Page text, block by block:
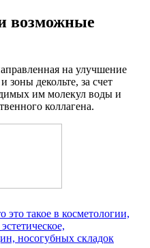
возможные
на улучшение
зоны декольте, за счет
им молекул воды и
коллагена.
такое в косметологии,
носогубных складок